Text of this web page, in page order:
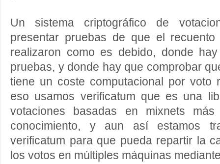
Un sistema criptográfico de
presentar pruebas de que el
realizaron como es debido, donde
pruebas, y donde hay que comprobar
tiene un coste computacional por voto
eso usamos verificatum que es una
votaciones basadas en mixnets
conocimiento, y aun así estamos
verificatum para que pueda repartir la
los votos en múltiples máquinas